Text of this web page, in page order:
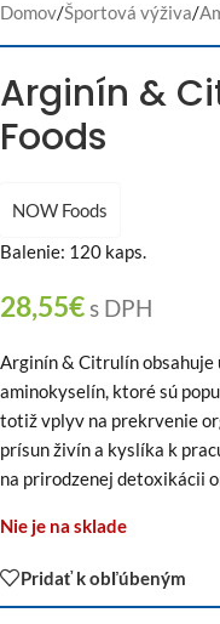
Domov/Športová výživa/
Arginín &
Foods
NOW Foods
Balenie: 120 kaps.
28,55€s DPH
Arginín & Citrulín
aminokyselín, ktoré sú
totiž vplyv na prekrvenie
prísun živín a kyslíka k
na prirodzenej detoxikácii
Nie je na sklade
Pridať k obľúbeným